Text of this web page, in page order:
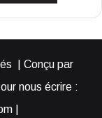
| Conçu par
nous écrire :
|